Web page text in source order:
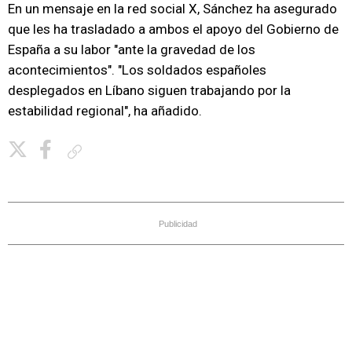
En un mensaje en la red social X, Sánchez ha asegurado
que les ha trasladado a ambos el apoyo del Gobierno de
España a su labor "ante la gravedad de los
acontecimientos". "Los soldados españoles
desplegados en Líbano siguen trabajando por la
estabilidad regional", ha añadido.
Publicidad